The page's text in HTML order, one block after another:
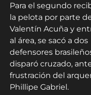
Para el segundo
la pelota por parte
Valentín Acuña y
al área, se sacó a dos
defensores
disparó cruzado,
frustración del
Phillipe Gabriel.